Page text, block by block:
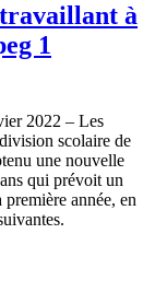
travaillant à
1
2022 – Les
scolaire de
une nouvelle
qui prévoit un
année, en